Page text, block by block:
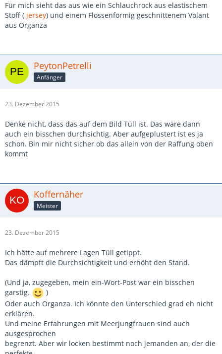
Für mich sieht das aus wie ein Schlauchrock aus elastischem
Stoff ( jersey) und einem Flossenförmig geschnittenem Volant
aus Organza
PeytonPetrelli
Anfänger
23. Dezember 2015
Denke nicht, dass das auf dem Bild Tüll ist. Das wäre dann
auch ein bisschen durchsichtig. Aber aufgeplustert ist es ja
schon. Bin mir nicht sicher ob das allein von der Raffung oben
kommt
Koffernäher
Meister
23. Dezember 2015
Ich hätte auf mehrere Lagen Tüll getippt.
Das dämpft die Durchsichtigkeit und erhöht den Stand.
(Und ja, zugegeben, mein ein-Wort-Post war ein bisschen
garstig.
)
Oder auch Organza. Ich könnte den Unterschied grad eh nicht
erklären.
Und meine Erfahrungen mit Meerjungfrauen sind auch
ausgesprochen
begrenzt. Aber wir locken bestimmt noch jemanden an, der die